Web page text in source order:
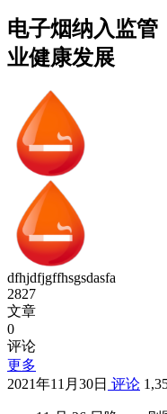
电子烟纳入监管
业健康发展
dfhjdfjgffhsgsdasfa
2827
文章
0
评论
更多
2021年11月30日 评论